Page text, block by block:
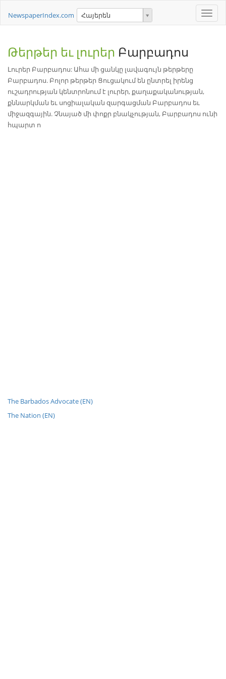
Toggle
NewspaperIndex.com Հայերեն
Թերթեր եւ լուրեր Բարբադոս
Լուրեր Բարբադոս: Ահա մի ցանկը լավագույն թերթերը
Բարբադոս. Բոլոր թերթեր Ցուցակում են ընտրել իրենց
ուշադրության կենտրոնում է լուրեր, քաղաքականության,
քննարկման եւ սոցիալական զարգացման Բարբադոս եւ
միջազգային. Չնայած մի փոքր բնակչության, Բարբադոս ունի
հպարտ ո
The Barbados Advocate (EN)
The Nation (EN)